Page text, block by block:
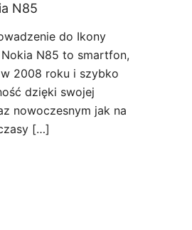
N85
do Ikony
N85 to smartfon,
2008 roku i szybko
dzięki swojej
nowoczesnym jak na
[…]